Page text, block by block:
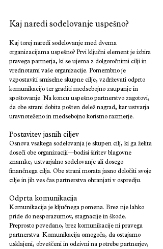
Kaj naredi sodelovanje uspešno?
Kaj torej naredi sodelovanje med dvema
organizacijama uspešno? Prvi ključni element je izbira
pravega partnerja, ki se ujema z dolgoročnimi cilji in
vrednotami vaše organizacije. Pomembno je
vzpostaviti smiselne skupne cilje, vzdrževati odprto
komunikacijo ter graditi medsebojno zaupanje in
spoštovanje. Na koncu uspešno partnerstvo zagotovi,
da obe strani dobita pošten delež nagrad, kar ustvarja
uravnoteženo in medsebojno koristno razmerje.
Postavitev jasnih ciljev
Osnova vsakega sodelovanja je skupen cilj, ki ga želita
doseči obe organizaciji—bodisi širitev blagovne
znamke, ustvarjalno sodelovanje ali dosego
finančnega cilja. Obe strani morata jasno določiti svoje
cilje in jih ves čas partnerstva ohranjati v ospredju.
Odprta komunikacija
Komunikacija je ključnega pomena. Brez nje lahko
pride do nesporazumov, stagnacije in škode.
Preprosto povedano, brez komunikacije ni pravega
partnerstva. Komunikacija omogoča, da ostajamo
usklajeni, obveščeni in odzivni na potrebe partnerjev,